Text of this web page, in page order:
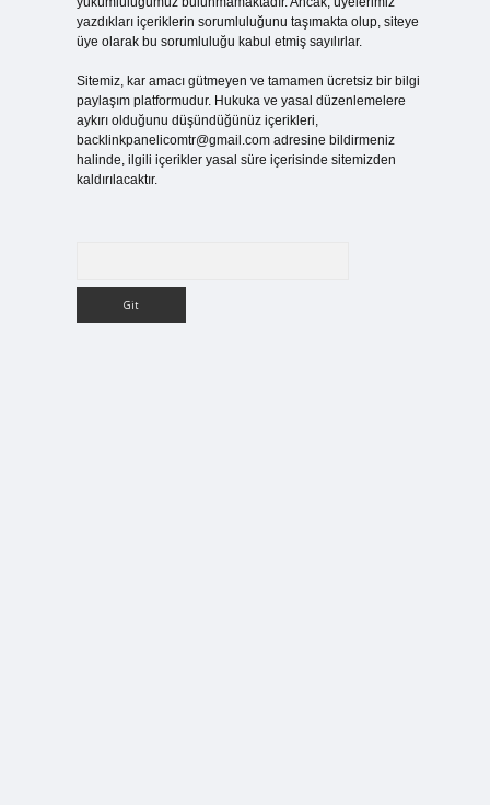
yazdıkları içeriklerin sorumluluğunu taşımakta olup, siteye
üye olarak bu sorumluluğu kabul etmiş sayılırlar.
Sitemiz, kar amacı gütmeyen ve tamamen ücretsiz bir bilgi
paylaşım platformudur. Hukuka ve yasal düzenlemelere
aykırı olduğunu düşündüğünüz içerikleri,
backlinkpanelicomtr@gmail.comadresine bildirmeniz
halinde, ilgili içerikler yasal süre içerisinde sitemizden
kaldırılacaktır.